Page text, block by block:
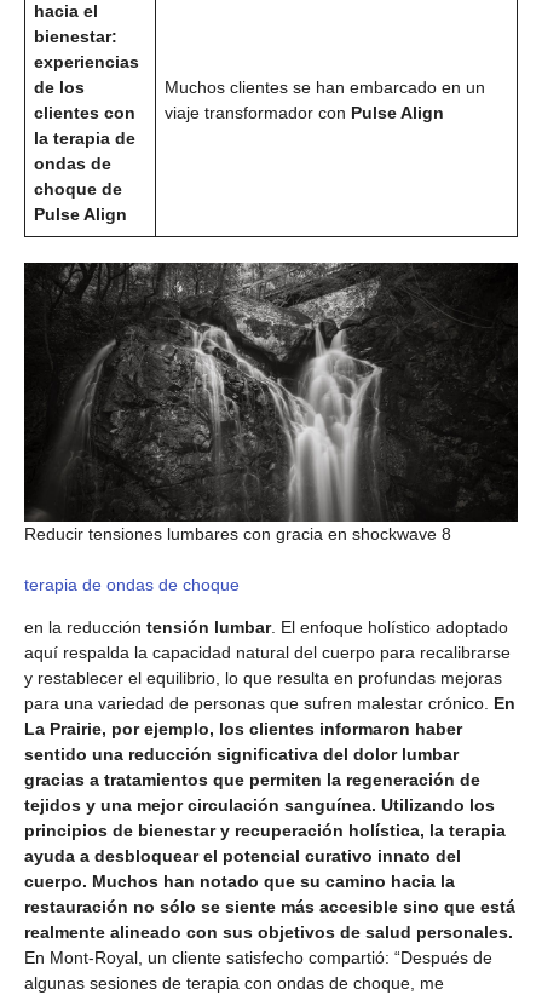
hacia el
bienestar:
experiencias
de los
clientes con
la terapia de
ondas de
choque de
Pulse Align
Muchos clientes se han embarcado en un
viaje transformador con Pulse Align
Reducir tensiones lumbares con gracia en shockwave 8
terapia de ondas de choque
en la reducción tensión lumbar. El enfoque holístico adoptado
aquí respalda la capacidad natural del cuerpo para recalibrarse
y restablecer el equilibrio, lo que resulta en profundas mejoras
para una variedad de personas que sufren malestar crónico. En
La Prairie, por ejemplo, los clientes informaron haber
sentido una reducción significativa del dolor lumbar
gracias a tratamientos que permiten la regeneración de
tejidos y una mejor circulación sanguínea. Utilizando los
principios de bienestar y recuperación holística, la terapia
ayuda a desbloquear el potencial curativo innato del
cuerpo. Muchos han notado que su camino hacia la
restauración no sólo se siente más accesible sino que está
realmente alineado con sus objetivos de salud personales.
En Mont-Royal, un cliente satisfecho compartió: “Después de
algunas sesiones de terapia con ondas de choque, me